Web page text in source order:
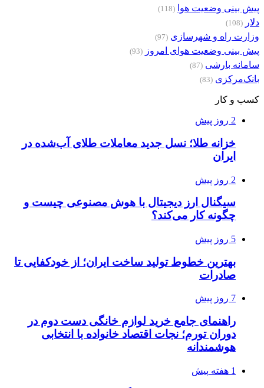
پیش بینی وضعیت هوا (118)
دلار (108)
وزارت راه و شهرسازی (97)
پیش بینی وضعیت هوای امروز (93)
سامانه بارشی (87)
بانک‌مرکزی (83)
کسب و کار
2 روز پیش
خزانه طلا؛ نسل جدید معاملات طلای آب‌شده در
ایران
2 روز پیش
سیگنال ارز دیجیتال با هوش مصنوعی چیست و
چگونه کار می‌کند؟
5 روز پیش
بهترین خطوط تولید ساخت ایران؛ از خودکفایی تا
صادرات
7 روز پیش
راهنمای جامع خرید لوازم خانگی دست دوم در
دوران تورم؛ نجات اقتصاد خانواده با انتخابی
هوشمندانه
1 هفته پیش